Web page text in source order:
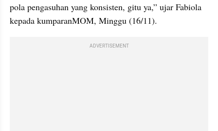
pola pengasuhan yang konsisten, gitu ya,” ujar Fabiola
kepada kumparanMOM, Minggu (16/11).
ADVERTISEMENT